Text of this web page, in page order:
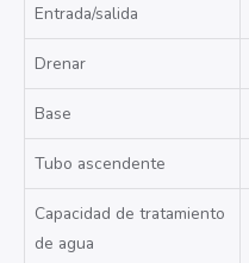
Entrada/salida
Drenar
Base
Tubo ascendente
Capacidad de tratamiento
de agua